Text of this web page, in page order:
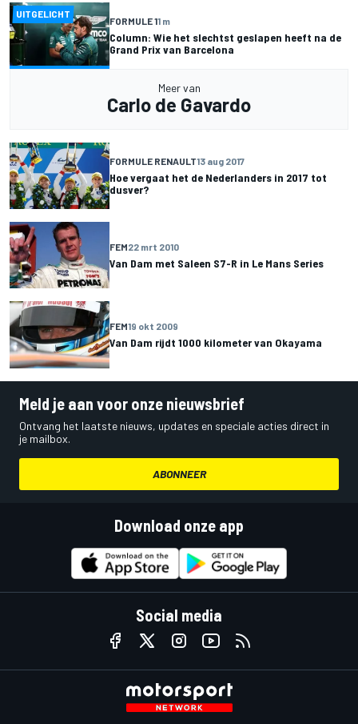
UITGELICHT
FORMULE 11 m
Column: Wie het slechtst geslapen heeft na de
Grand Prix van Barcelona
Meer van
Carlo de Gavardo
FORMULE RENAULT13 aug 2017
Hoe vergaat het de Nederlanders in 2017 tot
dusver?
FEM22 mrt 2010
Van Dam met Saleen S7-R in Le Mans Series
FEM19 okt 2009
Van Dam rijdt 1000 kilometer van Okayama
Meld je aan voor onze nieuwsbrief
Ontvang het laatste nieuws, updates en speciale acties direct in
je mailbox.
ABONNEER
Download onze app
Social media